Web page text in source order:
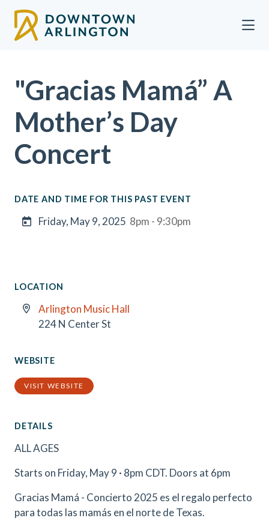
"Gracias Mamá” A
Mother’s Day
Concert
DATE AND TIME FOR THIS PAST EVENT
Friday, May 9, 2025 8pm - 9:30pm
LOCATION
Arlington Music Hall
224 N Center St
WEBSITE
VISIT WEBSITE
DETAILS
ALL AGES
Starts on Friday, May 9 · 8pm CDT. Doors at 6pm
Gracias Mamá - Concierto 2025 es el regalo perfecto
para todas las mamás en el norte de Texas.